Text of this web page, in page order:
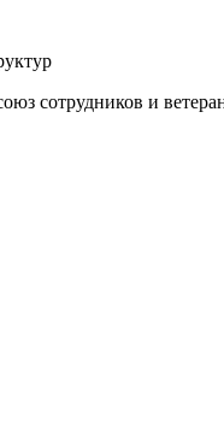
сотрудников и